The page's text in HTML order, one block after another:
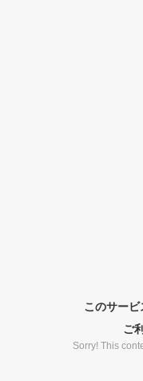
このサー
ご
Sorry! This